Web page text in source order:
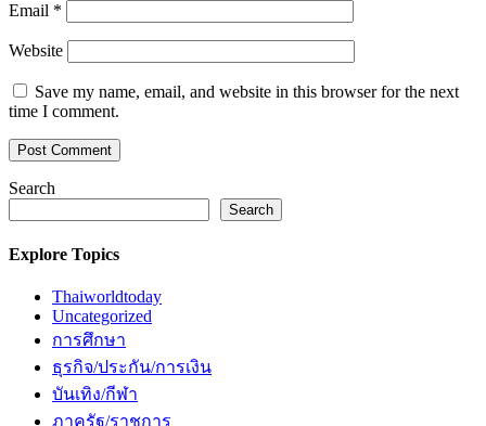
Email *
Website
Save my name, email, and website in this browser for the next
time I comment.
Search
Search
Explore Topics
Thaiworldtoday
Uncategorized
การศึกษา
ธุรกิจ/ประกัน/การเงิน
บันเทิง/กีฬา
ภาครัฐ/ราชการ